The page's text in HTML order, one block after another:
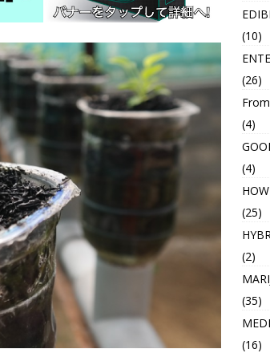
(10)
(26)
(4)
(4)
(25)
(2)
(35)
(16)